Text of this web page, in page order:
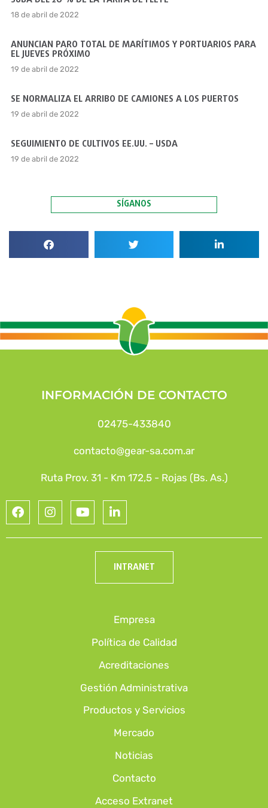
18 de abril de 2022
ANUNCIAN PARO TOTAL DE MARÍTIMOS Y PORTUARIOS PARA
EL JUEVES PRÓXIMO
19 de abril de 2022
SE NORMALIZA EL ARRIBO DE CAMIONES A LOS PUERTOS
19 de abril de 2022
SEGUIMIENTO DE CULTIVOS EE.UU. – USDA
19 de abril de 2022
SÍGANOS
INFORMACIÓN DE CONTACTO
02475-433840
contacto@gear-sa.com.ar
Ruta Prov. 31 - Km 172,5 - Rojas (Bs. As.)
INTRANET
Empresa
Política de Calidad
Acreditaciones
Gestión Administrativa
Productos y Servicios
Mercado
Noticias
Contacto
Acceso Extranet